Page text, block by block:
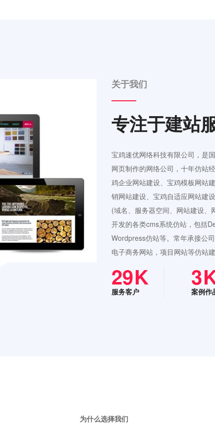
关于我们
专注于建站
宝鸡速优网络科技有限公司，是
网页制作的网络公司，十年仿站
鸡企业网站建设、宝鸡模板网站
销网站建设、宝鸡自适应网站建
(域名、服务器空间、网站建设
开发的各类cms系统仿站，包括
Wordpress仿站等。常年承接公
电子商务网站，项目网站等仿站
42
服务客户
4
案例作
为什么选择我们